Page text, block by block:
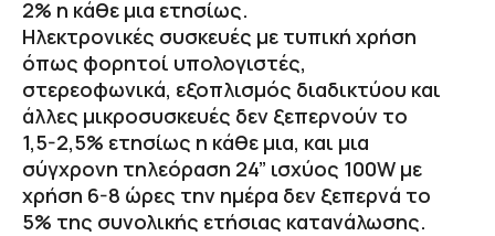
2% η κάθε μια ετησίως.
Ηλεκτρονικές συσκευές με τυπική χρήση
όπως φορητοί υπολογιστές,
στερεοφωνικά, εξοπλισμός διαδικτύου και
άλλες μικροσυσκευές δεν ξεπερνούν το
1,5-2,5% ετησίως η κάθε μια, και μια
σύγχρονη τηλεόραση 24” ισχύος 100W με
χρήση 6-8 ώρες την ημέρα δεν ξεπερνά το
5% της συνολικής ετήσιας κατανάλωσης.